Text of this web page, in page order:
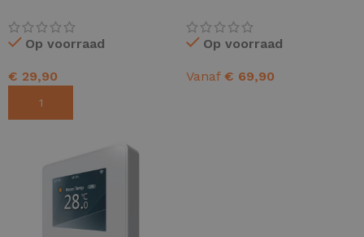
Op voorraad
€ 29,90
Op voorraad
Vanaf € 69,90